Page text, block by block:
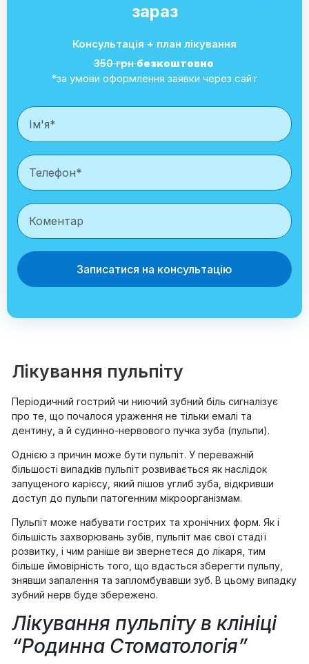
зараз
Консультація + план лікування
350 грнбезкоштовно
*за умови оформлення заявки через сайт
Записатися на консультацію
Лікування пульпіту
Періодичний гострий чи ниючий зубний біль сигналізує
про те, що почалося ураження не тільки емалі та
дентину, а й судинно-нервового пучка зуба (пульпи).
Однією з причин може бути пульпіт. У переважній
більшості випадків пульпіт розвивається як наслідок
запущеного карієсу, який пішов углиб зуба, відкривши
доступ до пульпи патогенним мікроорганізмам.
Пульпіт може набувати гострих та хронічних форм. Як і
більшість захворювань зубів, пульпіт має свої стадії
розвитку, і чим раніше ви звернетеся до лікаря, тим
більше ймовірність того, що вдасться зберегти пульпу,
знявши запалення та запломбувавши зуб. В цьому випадку
зубний нерв буде збережено.
Лікування пульпіту в клініці
“Родинна Стоматологія”